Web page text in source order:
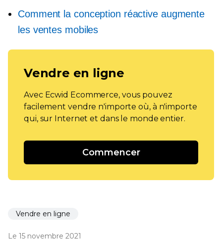
Comment la conception réactive augmente
les ventes mobiles
Vendre en ligne
Avec Ecwid Ecommerce, vous pouvez
facilement vendre n'importe où, à n'importe
qui, sur Internet et dans le monde entier.
Commencer
Vendre en ligne
Le 15 novembre 2021